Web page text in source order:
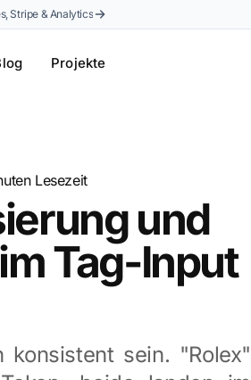
Stripe & Analytics
Projekte
Lesezeit
und
Tag-Input
konsistent sein. "Rolex"